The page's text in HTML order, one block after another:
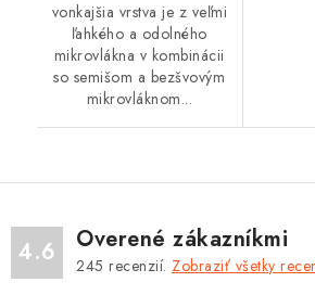
vonkajšia vrstva je z veľmi
ľahkého a odolného
mikrovlákna v kombinácii
so semišom a bezšvovým
mikrovláknom...
4.6 Overené zákazníkmi
245 recenzií. Zobraziť všetky